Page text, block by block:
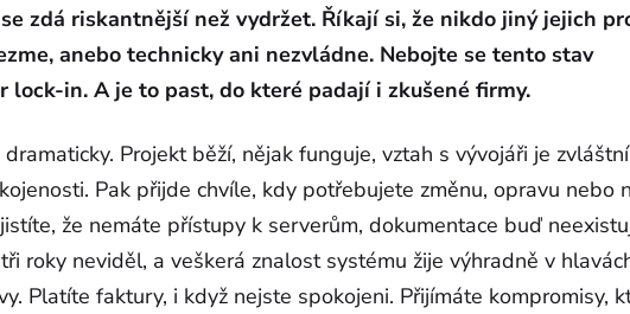
zdá riskantnější než vydržet. Říkají si, že nikdo jiný jejich
anebo technicky ani nezvládne. Nebojte se tento stav
lock-in. A je to past, do které padají i zkušené firmy.
Projekt běží, nějak funguje, vztah s vývojáři je
Pak přijde chvíle, kdy potřebujete změnu, opravu nebo
že nemáte přístupy k serverům, dokumentace buď
roky neviděl, a veškerá znalost systému žije výhradně v
Platíte faktury, i když nejste spokojeni. Přijímáte kompromisy,